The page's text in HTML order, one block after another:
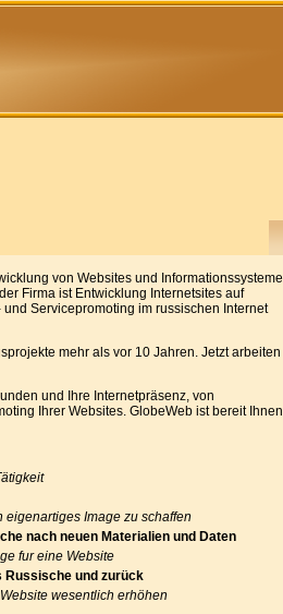
von Websites und Informationssysteme
Firma ist Entwicklung Internetsites auf
Servicepromoting im russischen Internet
mehr als vor 10 Jahren. Jetzt arbeiten
und Ihre Internetpräsenz, von
Ihrer Websites. GlobeWeb ist bereit Ihnen
eigenartiges Image zu schaffen
nach neuen Materialien und Daten
fur eine Website
Russische und zurück
wesentlich erhöhen